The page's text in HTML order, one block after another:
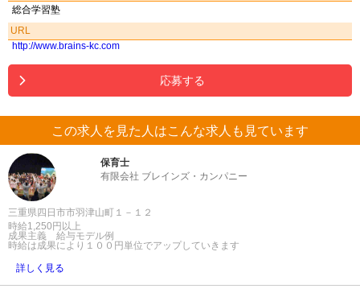
総合学習塾
URL
http://www.brains-kc.com
応募する
この求人を見た人はこんな求人も見ています
保育士
有限会社 ブレインズ・カンパニー
三重県四日市市羽津山町１－１２
時給1,250円以上
成果主義 給与モデル例
時給は成果により１００円単位でアップしていきます
詳しく見る